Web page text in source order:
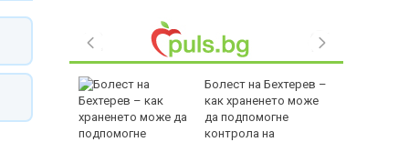
Болест на Бехтерев –
как храненето може
да подпомогне
контрола на